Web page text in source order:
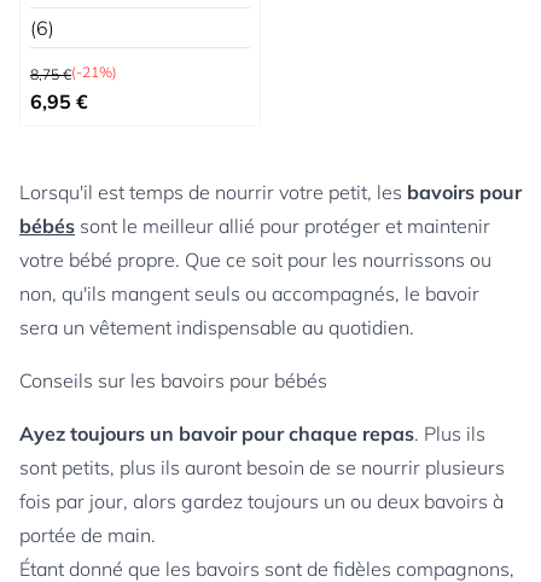
(6)
Prix normal
8,75 €(-21%)
Prix spécial
6,95 €
Lorsqu'il est temps de nourrir votre petit, les bavoirs pour
bébés sont le meilleur allié pour protéger et maintenir
votre bébé propre. Que ce soit pour les nourrissons ou
non, qu'ils mangent seuls ou accompagnés, le bavoir
sera un vêtement indispensable au quotidien.
Conseils sur les bavoirs pour bébés
Ayez toujours un bavoir pour chaque repas. Plus ils
sont petits, plus ils auront besoin de se nourrir plusieurs
fois par jour, alors gardez toujours un ou deux bavoirs à
portée de main.
Étant donné que les bavoirs sont de fidèles compagnons,